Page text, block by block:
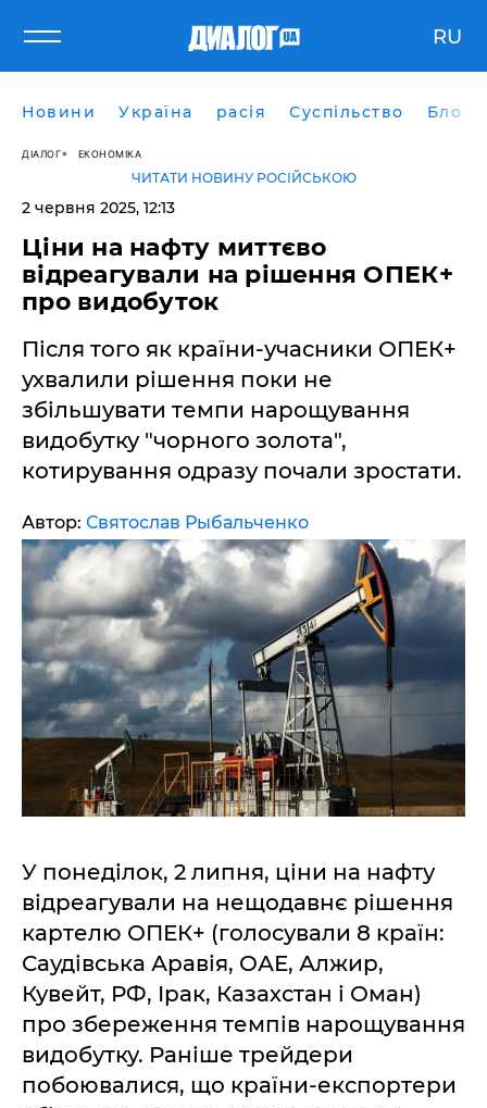
RU
Новини Україна расія Суспільство Блоги
ДІАЛОГ ЕКОНОМІКА
ЧИТАТИ НОВИНУ РОСІЙСЬКОЮ
2 червня 2025, 12:13
Ціни на нафту миттєво
відреагували на рішення ОПЕК+
про видобуток
Після того як країни-учасники ОПЕК+
ухвалили рішення поки не
збільшувати темпи нарощування
видобутку "чорного золота",
котирування одразу почали зростати.
Автор: Святослав Рыбальченко
У понеділок, 2 липня, ціни на нафту
відреагували на нещодавнє рішення
картелю ОПЕК+ (голосували 8 країн:
Саудівська Аравія, ОАЕ, Алжир,
Кувейт, РФ, Ірак, Казахстан і Оман)
про збереження темпів нарощування
видобутку. Раніше трейдери
побоювалися, що країни-експортери